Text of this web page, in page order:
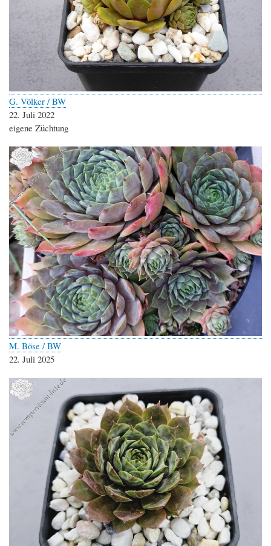
G. Völker / BW
22. Juli 2022
eigene Züchtung
M. Böse / BW
22. Juli 2025